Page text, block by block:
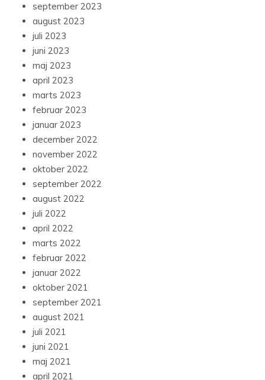
september 2023
august 2023
juli 2023
juni 2023
maj 2023
april 2023
marts 2023
februar 2023
januar 2023
december 2022
november 2022
oktober 2022
september 2022
august 2022
juli 2022
april 2022
marts 2022
februar 2022
januar 2022
oktober 2021
september 2021
august 2021
juli 2021
juni 2021
maj 2021
april 2021